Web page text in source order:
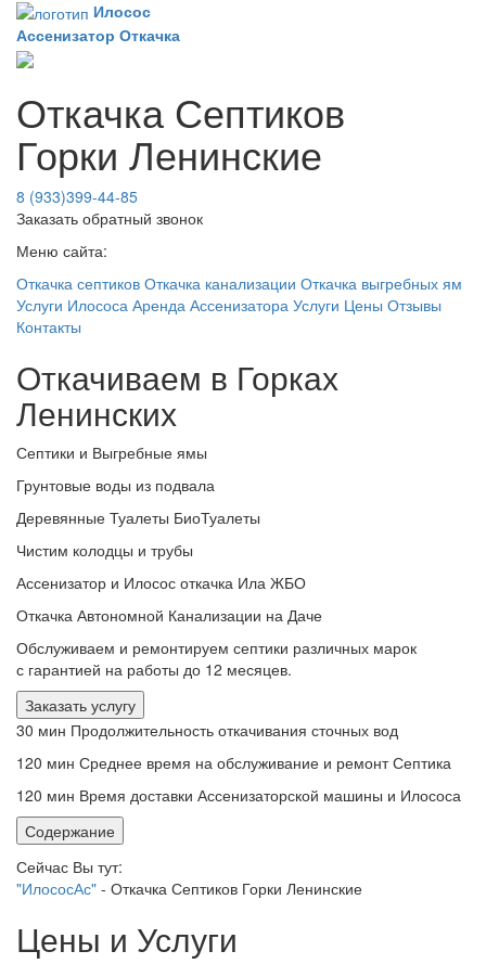
Илосос
Ассенизатор Откачка
Откачка Септиков
Горки Ленинские
8 (933)399-44-85
Заказать обратный звонок
Меню сайта:
Откачка септиков Откачка канализации Откачка выгребных ям
Услуги Илососа Аренда Ассенизатора Услуги Цены Отзывы
Контакты
Откачиваем в Горках
Ленинских
Септики и Выгребные ямы
Грунтовые воды из подвала
Деревянные Туалеты БиоТуалеты
Чистим колодцы и трубы
Ассенизатор и Илосос откачка Ила ЖБО
Откачка Автономной Канализации на Даче
Обслуживаем и ремонтируем септики различных марок
с гарантией на работы до 12 месяцев.
Заказать услугу
30 мин Продолжительность откачивания сточных вод
120 мин Среднее время на обслуживание и ремонт Септика
120 мин Время доставки Ассенизаторской машины и Илососа
Содержание
Сейчас Вы тут:
"ИлососАс" - Откачка Септиков Горки Ленинские
Цены и Услуги